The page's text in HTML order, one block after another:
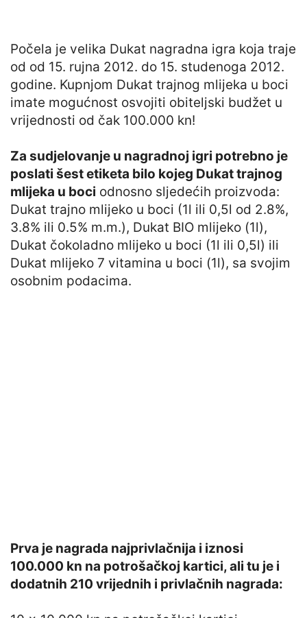
Počela je velika Dukat nagradna igra koja traje
od od 15. rujna 2012. do 15. studenoga 2012.
godine. Kupnjom Dukat trajnog mlijeka u boci
imate mogućnost osvojiti obiteljski budžet u
vrijednosti od čak 100.000 kn!
Za sudjelovanje u nagradnoj igri potrebno je
poslati šest etiketa bilo kojeg Dukat trajnog
mlijeka u boci odnosno sljedećih proizvoda:
Dukat trajno mlijeko u boci (1l ili 0,5l od 2.8%,
3.8% ili 0.5% m.m.), Dukat BIO mlijeko (1l),
Dukat čokoladno mlijeko u boci (1l ili 0,5l) ili
Dukat mlijeko 7 vitamina u boci (1l), sa svojim
osobnim podacima.
Prva je nagrada najprivlačnija i iznosi
100.000 kn na potrošačkoj kartici, ali tu je i
dodatnih 210 vrijednih i privlačnih nagrada: